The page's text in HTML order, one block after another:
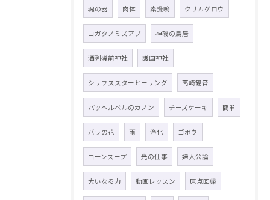
魂の器 肉体 素戔嗚 クサカゲロウ
コガタノミズアブ 神磯の鳥居
酒列磯前神社 護国神社
シリウススターヒーリング 高崎観音
パッヘルベルのカノン チーズケーキ 簡単
バラの花 雨 浄化 ゴボウ
コーンスープ 光の仕事 婦人公論
大いなる力 動画レッスン 原点回帰